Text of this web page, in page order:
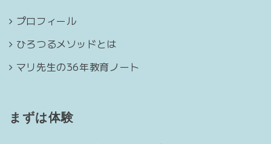
プロフィール
ひろつるメソッドとは
マリ先生の36年教育ノート
まずは体験